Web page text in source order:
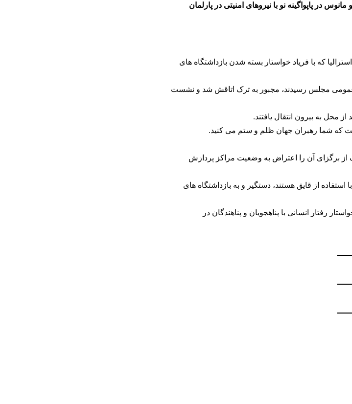
مانوس در پاپواگینه نو با نیروهای امنیتی در پارلمان
استرالیا که با فریاد خواستار بسته شدن بازداشتگاه های
مجلس رسیدند، مجبور به ترک اتاقش شد و نشست
محل به بیرون انتقال یافتند.
که شما رهبران جهان ظلم و ستم می کنید.
برگزای آن را اعتراض به وضعیت مراکز پردازش
از قایق هستند، دستگیر و به بازداشتگاه های
رفتار انسانی با پناهجویان و پناهندگان در